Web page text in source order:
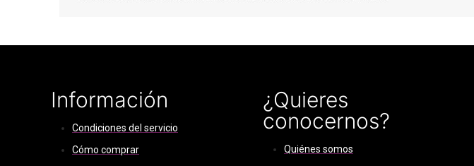
Información
Condiciones del servicio
Cómo comprar
¿Quieres
conocernos?
Quiénes somos